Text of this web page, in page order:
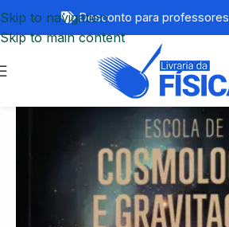
Skip to navigation
Skip to main content
Desconto para professores,